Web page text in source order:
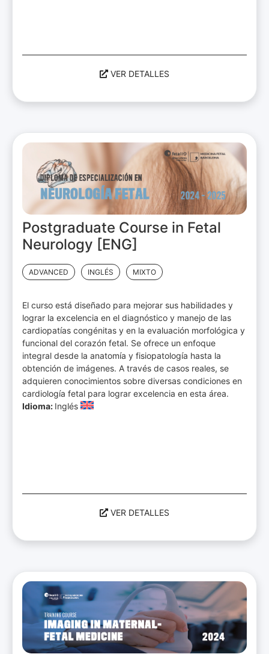
VER DETALLES
Postgraduate Course in Fetal
Neurology [ENG]
ADVANCED INGLÉS MIXTO
El curso está diseñado para mejorar sus habilidades y
lograr la excelencia en el diagnóstico y manejo de las
cardiopatías congénitas y en la evaluación morfológica y
funcional del corazón fetal. Se ofrece un enfoque
integral desde la anatomía y fisiopatología hasta la
obtención de imágenes. A través de casos reales, se
adquieren conocimientos sobre diversas condiciones en
cardiología fetal para lograr excelencia en esta área.
Idioma: Inglés
VER DETALLES